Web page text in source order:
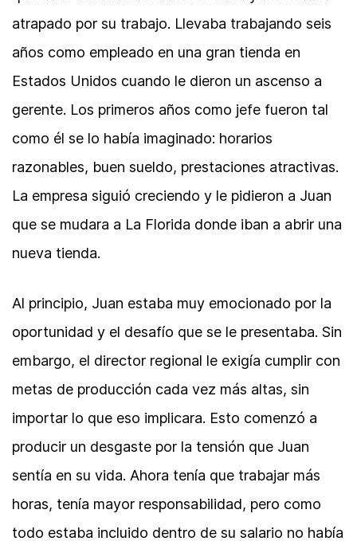
atrapado por su trabajo. Llevaba trabajando seis
años como empleado en una gran tienda en
Estados Unidos cuando le dieron un ascenso a
gerente. Los primeros años como jefe fueron tal
como él se lo había imaginado: horarios
razonables, buen sueldo, prestaciones atractivas.
La empresa siguió creciendo y le pidieron a Juan
que se mudara a La Florida donde iban a abrir una
nueva tienda.
Al principio, Juan estaba muy emocionado por la
oportunidad y el desafío que se le presentaba. Sin
embargo, el director regional le exigía cumplir con
metas de producción cada vez más altas, sin
importar lo que eso implicara. Esto comenzó a
producir un desgaste por la tensión que Juan
sentía en su vida. Ahora tenía que trabajar más
horas, tenía mayor responsabilidad, pero como
todo estaba incluido dentro de su salario no había